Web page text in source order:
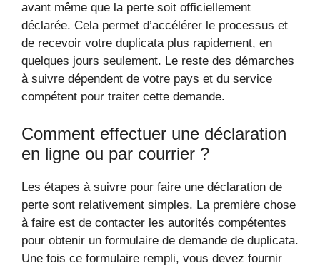
avant même que la perte soit officiellement
déclarée. Cela permet d’accélérer le processus et
de recevoir votre duplicata plus rapidement, en
quelques jours seulement. Le reste des démarches
à suivre dépendent de votre pays et du service
compétent pour traiter cette demande.
Comment effectuer une déclaration
en ligne ou par courrier ?
Les étapes à suivre pour faire une déclaration de
perte sont relativement simples. La première chose
à faire est de contacter les autorités compétentes
pour obtenir un formulaire de demande de duplicata.
Une fois ce formulaire rempli, vous devez fournir